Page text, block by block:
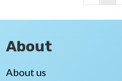
About
About us